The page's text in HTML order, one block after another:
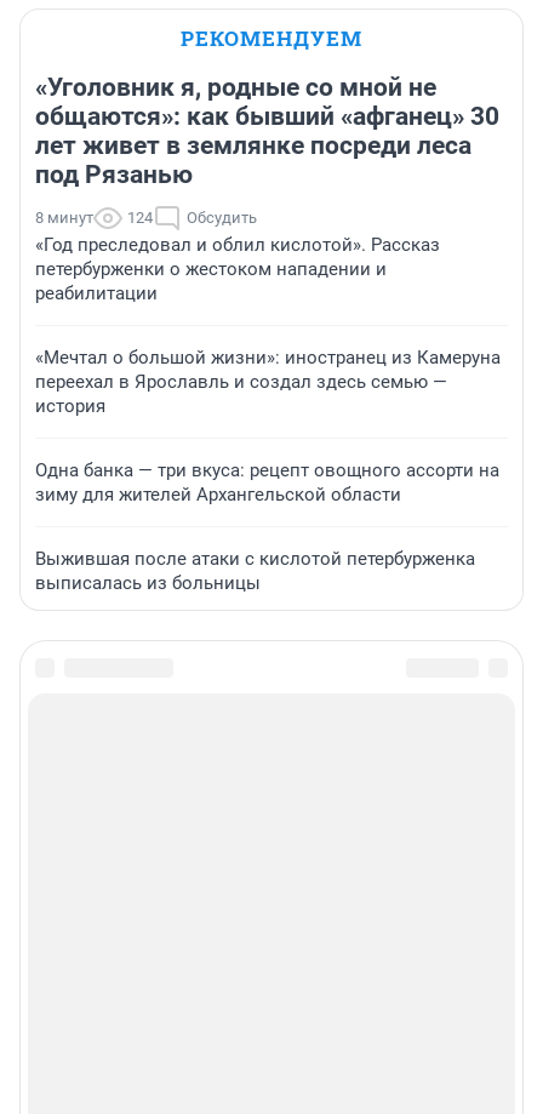
РЕКОМЕНДУЕМ
«Уголовник я, родные со мной не
общаются»: как бывший «афганец» 30
лет живет в землянке посреди леса
под Рязанью
8 минут 124 Обсудить
«Год преследовал и облил кислотой». Рассказ
петербурженки о жестоком нападении и
реабилитации
«Мечтал о большой жизни»: иностранец из Камеруна
переехал в Ярославль и создал здесь семью —
история
Одна банка — три вкуса: рецепт овощного ассорти на
зиму для жителей Архангельской области
Выжившая после атаки с кислотой петербурженка
выписалась из больницы